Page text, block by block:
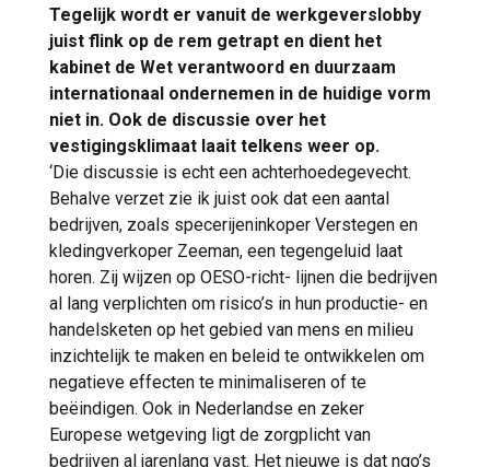
Tegelijk wordt er vanuit de werkgeverslobby
juist flink op de rem getrapt en dient het
kabinet de Wet verantwoord en duurzaam
internationaal ondernemen in de huidige vorm
niet in. Ook de discussie over het
vestigingsklimaat laait telkens weer op.
‘Die discussie is echt een achterhoedegevecht.
Behalve verzet zie ik juist ook dat een aantal
bedrijven, zoals specerijeninkoper Verstegen en
kledingverkoper Zeeman, een tegengeluid laat
horen. Zij wijzen op OESO-richt- lijnen die bedrijven
al lang verplichten om risico’s in hun productie- en
handelsketen op het gebied van mens en milieu
inzichtelijk te maken en beleid te ontwikkelen om
negatieve effecten te minimaliseren of te
beëindigen. Ook in Nederlandse en zeker
Europese wetgeving ligt de zorgplicht van
bedrijven al jarenlang vast. Het nieuwe is dat ngo’s